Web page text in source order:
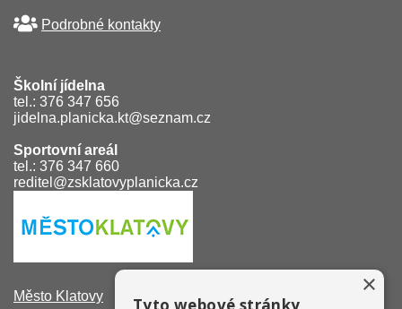
Podrobné kontakty
Školní jídelna
tel.: 376 347 656
jidelna.planicka.kt@seznam.cz
Sportovní areál
tel.: 376 347 660
reditel@zsklatovyplanicka.cz
Město Klatovy ×